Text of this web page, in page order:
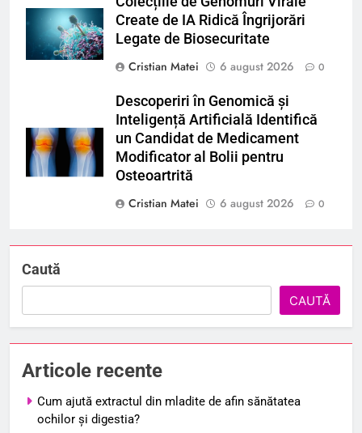
Create de IA Ridică Îngrijorări
Legate de Biosecuritate
Cristian Matei
6 august 2026 0
Descoperiri în Genomică și
Inteligență Artificială Identifică
un Candidat de Medicament
Modificator al Bolii pentru
Osteoartrită
Cristian Matei
6 august 2026 0
Caută
CAUTĂ
Articole recente
Cum ajută extractul din mladite de afin sănătatea
ochilor și digestia?